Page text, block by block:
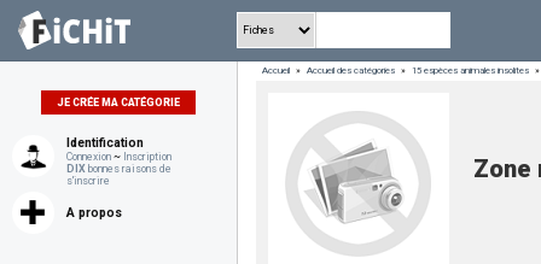
JE CRÉE MA CATÉGORIE
Identification
Connexion ~ Inscription
DIX bonnes raisons de
s'inscrire
A propos
Accueil » Accueil des catégories » 15 espèces animales insolites »
Zone